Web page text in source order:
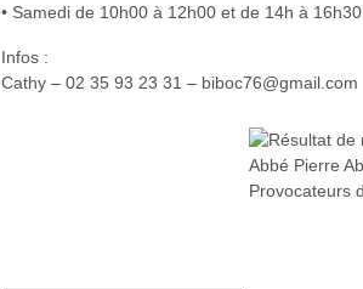
• Samedi de 10h00 à 12h00 et de 14h à 16h30
Infos :
Cathy – 02 35 93 23 31 – biboc76@gmail.com